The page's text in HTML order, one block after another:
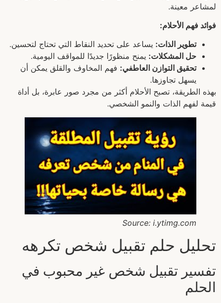
لمشاعر معينة.
فوائد فهم الأحلام:
تطوير الذات: يساعد على تحديد النقاط التي تحتاج لتحسين.
حل المشكلات: يمنح منظورًا جديدًا للمواقف اليومية.
تحقيق التوازن العاطفي: فهم المخاوف والقلق يمكن أن
يسهل تجاوزها.
بهذه الطريقة، تصبح الأحلام أكثر من مجرد صور عابرة، بل أداة
قيمة لفهم الذات والنمو الشخصي.
Source: i.ytimg.com
تحليل حلم تقبيل شخص تكرهه
تفسير تقبيل شخص غير محبوب في
الحلم